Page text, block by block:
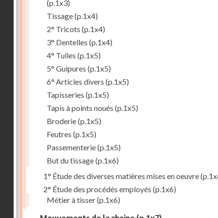
(p.1x3)
Tissage(p.1x4)
2° Tricots (p.1x4)
3° Dentelles (p.1x4)
4° Tulles (p.1x5)
5° Guipures (p.1x5)
6° Articles divers (p.1x5)
Tapisseries (p.1x5)
Tapis à points noués (p.1x5)
Broderie(p.1x5)
Feutres (p.1x5)
Passementerie(p.1x5)
But du tissage(p.1x6)
1° Étude des diverses matières mises en oeuvre
2° Étude des procédés employés (p.1x6)
Métier à tisser(p.1x6)